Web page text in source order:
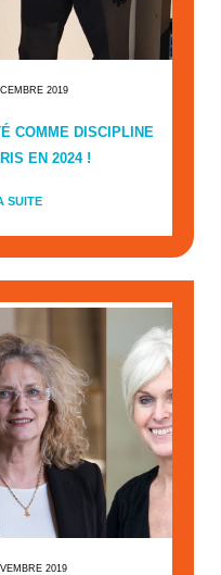
2019
COMME DISCIPLINE
EN 2024 !
SUITE
2019